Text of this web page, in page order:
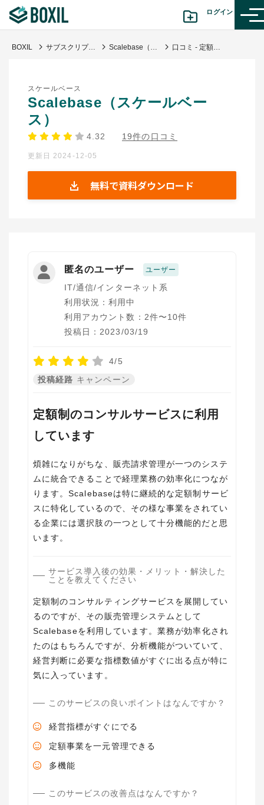
ログイン
診断から探す(β版)
記事から探す
BOXILの使い方ガイド
BOXIL サブスクリプション管理システム Scalebase（スケールベース） 口コミ - 定額制のコンサルサービスに利用しています
スケールベース
Scalebase（スケールベー
ス）
4.32 19件の口コミ
更新日 2024-12-05
無料で資料ダウンロード
匿名のユーザー ユーザー
IT/通信/インターネット系
利用状況：利用中
利用アカウント数：2件〜10件
投稿日：2023/03/19
4/5
投稿経路 キャンペーン
定額制のコンサルサービスに利用
しています
煩雑になりがちな、販売請求管理が一つのシステ
ムに統合できることで経理業務の効率化につなが
ります。Scalebaseは特に継続的な定額制サービ
スに特化しているので、その様な事業をされてい
る企業には選択肢の一つとして十分機能的だと思
います。
サービス導入後の効果・メリット・解決した
ことを教えてください
定額制のコンサルティングサービスを展開してい
るのですが、その販売管理システムとして
Scalebaseを利用しています。業務が効率化され
たのはもちろんですが、分析機能がついていて、
経営判断に必要な指標数値がすぐに出る点が特に
気に入っています。
このサービスの良いポイントはなんですか？
経営指標がすぐにでる
定額事業を一元管理できる
多機能
このサービスの改善点はなんですか？